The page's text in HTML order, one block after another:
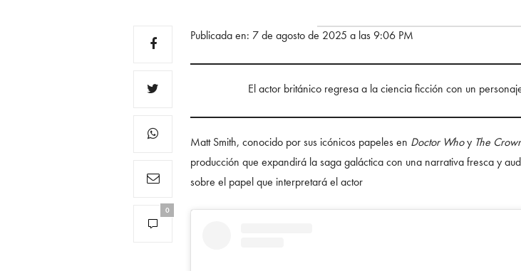
0
Publicada en: 7 de agosto de 2025 a las 9:06 PM
El actor británico regresa a la ciencia ficción con un
Matt Smith, conocido por sus icónicos papeles en Doctor Whoy The
producción que expandirá la saga galáctica con una narrativa fresca y
sobre el papel que interpretará el actor